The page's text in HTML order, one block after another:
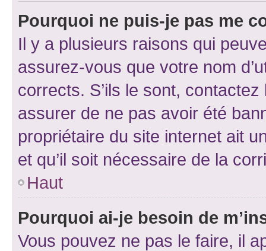
Pourquoi ne puis-je pas me
Il y a plusieurs raisons qui
assurez-vous que votre nom
corrects. S’ils le sont,
assurer de ne pas avoir été
propriétaire du site internet ait
et qu’il soit nécessaire de la
Haut
Pourquoi ai-je besoin de
Vous pouvez ne pas le faire, il